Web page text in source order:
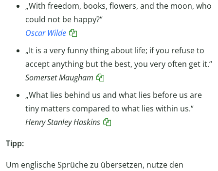
„With freedom, books, flowers, and the moon, who
could not be happy?“
Oscar Wilde
„It is a very funny thing about life; if you refuse to
accept anything but the best, you very often get it.“
Somerset Maugham
„What lies behind us and what lies before us are
tiny matters compared to what lies within us.“
Henry Stanley Haskins
Tipp:
Um englische Sprüche zu übersetzen, nutze den